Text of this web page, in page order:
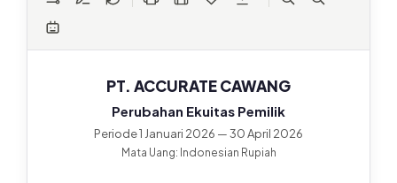
PT. ACCURATE CAWANG
Perubahan Ekuitas Pemilik
Periode 1 Januari 2026 — 30 April 2026
Mata Uang: Indonesian Rupiah